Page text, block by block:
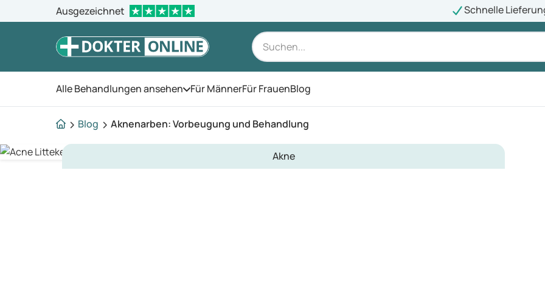
Ausgezeichnet Schnelle
Alle Behandlungen ansehen Öffnen Sie das Menü
Für MännerFür FrauenBlog
Blog Aknenarben: Vorbeugung und Behandlung
Akne